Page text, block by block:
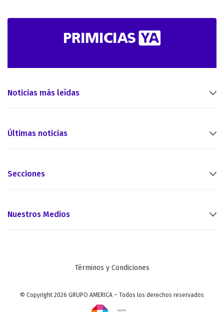
Noticias más leídas
Últimas noticias
Secciones
Nuestros Medios
Términos y Condiciones
© Copyright 2026 GRUPO AMERICA – Todos los derechos reservados